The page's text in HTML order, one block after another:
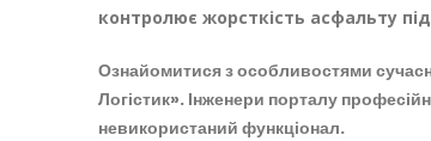
контролює жорсткість асфальту
Ознайомитися з особливостями
Логістик». Інженери порталу
невикористаний функціонал.